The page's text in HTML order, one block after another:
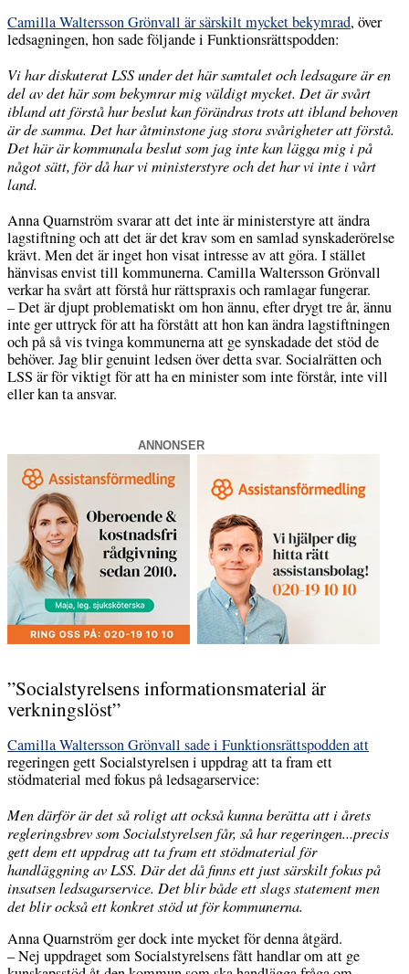
Camilla Waltersson Grönvall är särskilt mycket bekymrad, över
ledsagningen, hon sade följande i Funktionsrättspodden:
Vi har diskuterat LSS under det här samtalet och ledsagare är en
del av det här som bekymrar mig väldigt mycket. Det är svårt
ibland att förstå hur beslut kan förändras trots att ibland behoven
är de samma. Det har åtminstone jag stora svårigheter att förstå.
Det här är kommunala beslut som jag inte kan lägga mig i på
något sätt, för då har vi ministerstyre och det har vi inte i vårt
land.
Anna Quarnström svarar att det inte är ministerstyre att ändra
lagstiftning och att det är det krav som en samlad synskaderörelse
krävt. Men det är inget hon visat intresse av att göra. I stället
hänvisas envist till kommunerna. Camilla Waltersson Grönvall
verkar ha svårt att förstå hur rättspraxis och ramlagar fungerar.
– Det är djupt problematiskt om hon ännu, efter drygt tre år, ännu
inte ger uttryck för att ha förstått att hon kan ändra lagstiftningen
och på så vis tvinga kommunerna att ge synskadade det stöd de
behöver. Jag blir genuint ledsen över detta svar. Socialrätten och
LSS är för viktigt för att ha en minister som inte förstår, inte vill
eller kan ta ansvar.
ANNONSER
”Socialstyrelsens informationsmaterial är
verkningslöst”
Camilla Waltersson Grönvall sade i Funktionsrättspodden att
regeringen gett Socialstyrelsen i uppdrag att ta fram ett
stödmaterial med fokus på ledsagarservice:
Men därför är det så roligt att också kunna berätta att i årets
regleringsbrev som Socialstyrelsen får, så har regeringen...precis
gett dem ett uppdrag att ta fram ett stödmaterial för
handläggning av LSS. Där det då finns ett just särskilt fokus på
insatsen ledsagarservice. Det blir både ett slags statement men
det blir också ett konkret stöd ut för kommunerna.
Anna Quarnström ger dock inte mycket för denna åtgärd.
– Nej uppdraget som Socialstyrelsens fått handlar om att ge